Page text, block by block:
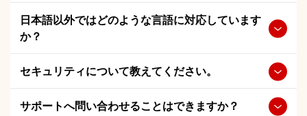
日本語以外ではどのような言語に対応しています
か？
セキュリティについて教えてください。
サポートへ問い合わせることはできますか？